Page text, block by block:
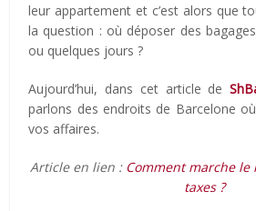
leur appartement et c’est alors que
la question : où déposer des
ou quelques jours ?
Aujourd’hui, dans cet article de
parlons des endroits de Barcelone
vos affaires.
Article en lien : Comment marche
taxes ?